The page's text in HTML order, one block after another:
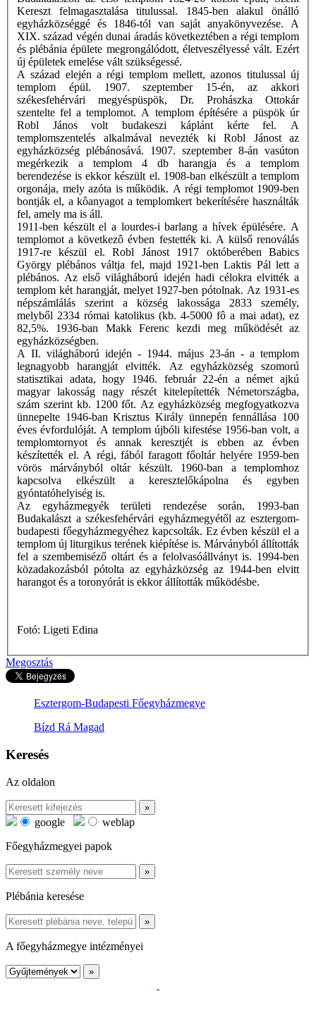
Kereszt felmagasztalása titulussal. 1845-ben alakul önálló
egyházközséggé és 1846-tól van saját anyakönyvezése. A
XIX. század végén dunai áradás következtében a régi templom
és plébánia épülete megrongálódott, életveszélyessé vált. Ezért
új épületek emelése vált szükségessé.
A század elején a régi templom mellett, azonos titulussal új
templom épül. 1907. szeptember 15-én, az akkori
székesfehérvári megyéspüspök, Dr. Prohászka Ottokár
szentelte fel a templomot. A templom építésére a püspök úr
Robl János volt budakeszi káplánt kérte fel. A
templomszentelés alkalmával nevezték ki Robl Jánost az
egyházközség plébánosává. 1907. szeptember 8-án vasúton
megérkezik a templom 4 db harangja és a templom
berendezése is ekkor készült el. 1908-ban elkészült a templom
orgonája, mely azóta is működik. A régi templomot 1909-ben
bontják el, a kôanyagot a templomkert bekerítésére használták
fel, amely ma is áll.
1911-ben készült el a lourdes-i barlang a hívek épülésére. A
templomot a következô évben festették ki. A külső renoválás
1917-re készül el. Robl Jánost 1917 októberében Babics
György plébános váltja fel, majd 1921-ben Laktis Pál lett a
plébános. Az első világháború idején hadi célokra elvitték a
templom két harangját, melyet 1927-ben pótolnak. Az 1931-es
népszámlálás szerint a község lakossága 2833 személy,
melyből 2334 római katolikus (kb. 4-5000 fô a mai adat), ez
82,5%. 1936-ban Makk Ferenc kezdi meg működését az
egyházközségben.
A II. világháború idején - 1944. május 23-án - a templom
legnagyobb harangját elvitték. Az egyházközség szomorú
statisztikai adata, hogy 1946. február 22-én a német ajkú
magyar lakosság nagy részét kitelepítették Németországba,
szám szerint kb. 1200 főt. Az egyházközség megfogyatkozva
ünnepelte 1946-ban Krisztus Király ünnepén fennállása 100
éves évfordulóját. A templom újbóli kifestése 1956-ban volt, a
templomtornyot és annak keresztjét is ebben az évben
készítették el. A régi, fából faragott főoltár helyére 1959-ben
vörös márványból oltár készült. 1960-ban a templomhoz
kapcsolva elkészült a keresztelőkápolna és egyben
gyóntatóhelyiség is.
Az egyházmegyék területi rendezése során, 1993-ban
Budakalászt a székesfehérvári egyházmegyétől az esztergom-
budapesti főegyházmegyéhez kapcsolták. Ez évben készül el a
templom új liturgikus terének kiépítése is. Márványból állították
fel a szembemiséző oltárt és a felolvasóállványt is. 1994-ben
közadakozásból pótolta az egyházközség az 1944-ben elvitt
harangot és a toronyórát is ekkor állították működésbe.
Fotó: Ligeti Edina
Megosztás
Esztergom-Budapesti Főegyházmegye
Bízd Rá Magad
Keresés
Az oldalon
google
weblap
Főegyházmegyei papok
Plébánia keresése
A főegyházmegye intézményei